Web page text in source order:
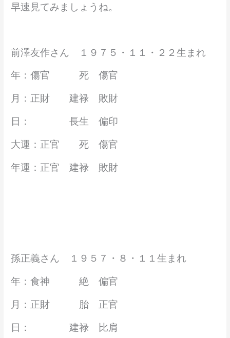
早速見てみましょうね。
前澤友作さん １９７５・１１・２２生まれ
年：傷官 死 傷官
月：正財 建禄 敗財
日： 長生 偏印
大運：正官 死 傷官
年運：正官 建禄 敗財
孫正義さん １９５７・８・１１生まれ
年：食神 絶 偏官
月：正財 胎 正官
日： 建禄 比肩